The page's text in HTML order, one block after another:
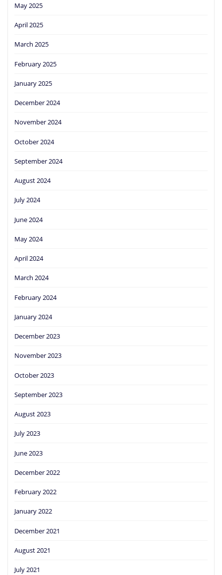
May 2025
April 2025
March 2025
February 2025
January 2025
December 2024
November 2024
October 2024
September 2024
August 2024
July 2024
June 2024
May 2024
April 2024
March 2024
February 2024
January 2024
December 2023
November 2023
October 2023
September 2023
August 2023
July 2023
June 2023
December 2022
February 2022
January 2022
December 2021
August 2021
July 2021